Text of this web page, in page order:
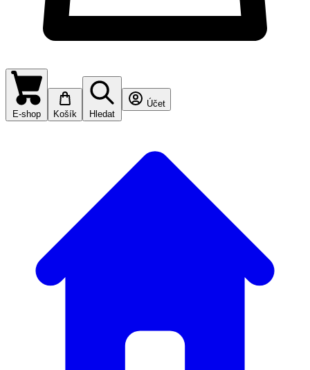
E-shop Košík Hledat
Účet